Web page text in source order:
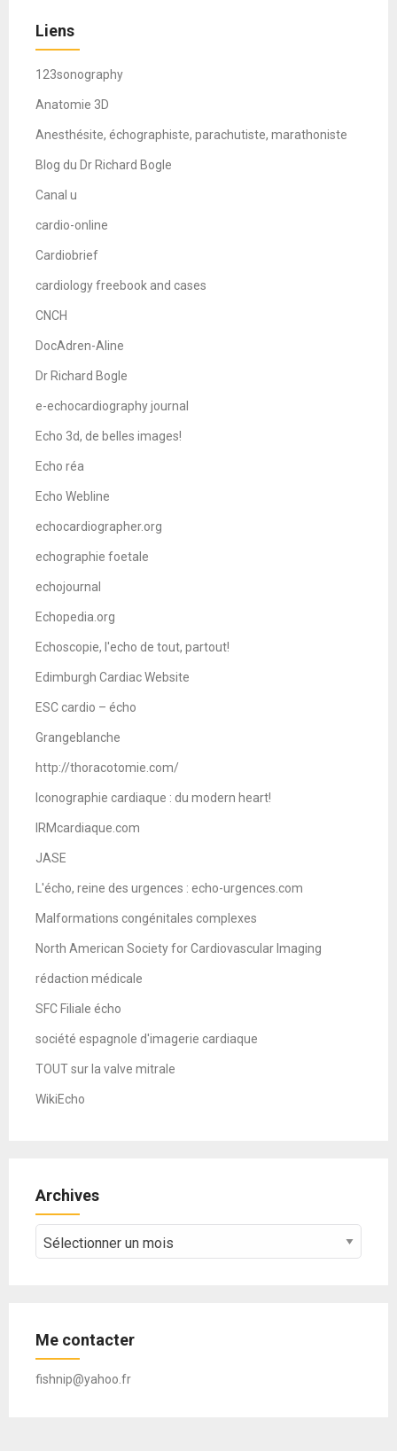
Liens
123sonography
Anatomie 3D
Anesthésite, échographiste, parachutiste, marathoniste
Blog du Dr Richard Bogle
Canal u
cardio-online
Cardiobrief
cardiology freebook and cases
CNCH
DocAdren-Aline
Dr Richard Bogle
e-echocardiography journal
Echo 3d, de belles images!
Echo réa
Echo Webline
echocardiographer.org
echographie foetale
echojournal
Echopedia.org
Echoscopie, l'echo de tout, partout!
Edimburgh Cardiac Website
ESC cardio – écho
Grangeblanche
http://thoracotomie.com/
Iconographie cardiaque : du modern heart!
IRMcardiaque.com
JASE
L'écho, reine des urgences : echo-urgences.com
Malformations congénitales complexes
North American Society for Cardiovascular Imaging
rédaction médicale
SFC Filiale écho
société espagnole d'imagerie cardiaque
TOUT sur la valve mitrale
WikiEcho
Archives
Archives
Me contacter
fishnip@yahoo.fr